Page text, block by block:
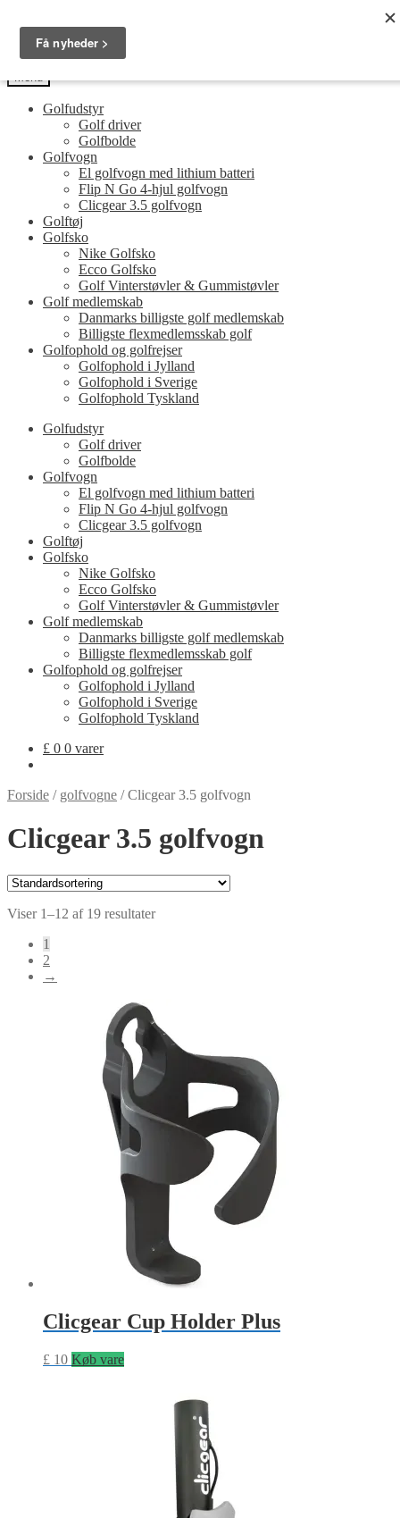
navigation
indhold
Guides og tips til dit næste golfudstyr
Menu
Golfudstyr
Golf driver
Golfbolde
Golfvogn
El golfvogn med lithium batteri
Flip N Go 4-hjul golfvogn
Clicgear 3.5 golfvogn
Golftøj
Golfsko
Nike Golfsko
Ecco Golfsko
Golf Vinterstøvler & Gummistøvler
Golf medlemskab
Danmarks billigste golf medlemskab
Billigste flexmedlemsskab golf
Golfophold og golfrejser
Golfophold i Jylland
Golfophold i Sverige
Golfophold Tyskland
Golfudstyr
Golf driver
Golfbolde
Golfvogn
El golfvogn med lithium batteri
Flip N Go 4-hjul golfvogn
Clicgear 3.5 golfvogn
Golftøj
Golfsko
Nike Golfsko
Ecco Golfsko
Golf Vinterstøvler & Gummistøvler
Golf medlemskab
Danmarks billigste golf medlemskab
Billigste flexmedlemsskab golf
Golfophold og golfrejser
Golfophold i Jylland
Golfophold i Sverige
Golfophold Tyskland
£ 0 0 varer
Forside / golfvogne /Clicgear 3.5 golfvogn
Clicgear 3.5 golfvogn
Viser 1–12 af 19 resultater
1
2
→
Clicgear Cup Holder Plus
£ 10 Køb vare